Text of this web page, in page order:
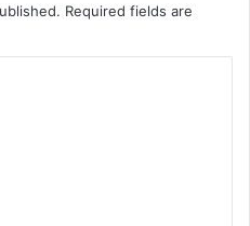
Required fields are